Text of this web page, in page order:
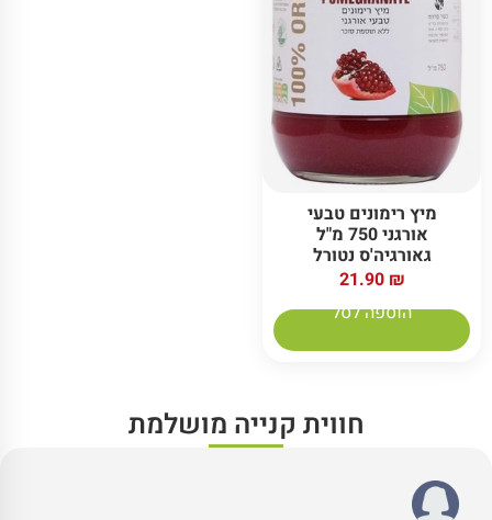
מיץ רימונים טבעי
אורגני 750 מ"ל
גאורגיה'ס נטורל
21.90 ₪
הוספה לסל
חווית קנייה מושלמת